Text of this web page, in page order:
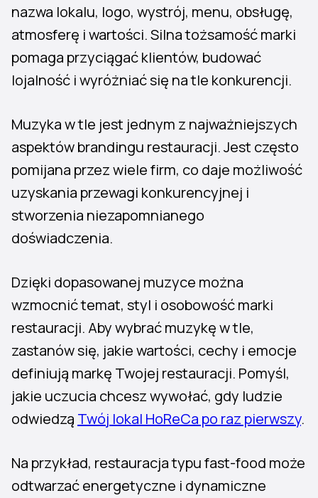
nazwa lokalu, logo, wystrój, menu, obsługę,
atmosferę i wartości. Silna tożsamość marki
pomaga przyciągać klientów, budować
lojalność i wyróżniać się na tle konkurencji.
Muzyka w tle jest jednym z najważniejszych
aspektów brandingu restauracji. Jest często
pomijana przez wiele firm, co daje możliwość
uzyskania przewagi konkurencyjnej i
stworzenia niezapomnianego
doświadczenia.
Dzięki dopasowanej muzyce można
wzmocnić temat, styl i osobowość marki
restauracji. Aby wybrać muzykę w tle,
zastanów się, jakie wartości, cechy i emocje
definiują markę Twojej restauracji. Pomyśl,
jakie uczucia chcesz wywołać, gdy ludzie
odwiedzą Twój lokal HoReCa po raz pierwszy.
Na przykład, restauracja typu fast-food może
odtwarzać energetyczne i dynamiczne